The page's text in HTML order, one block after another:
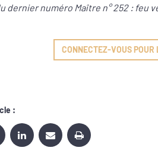
dernier numéro Maître n° 252 : feu
CONNECTEZ-VOUS
: